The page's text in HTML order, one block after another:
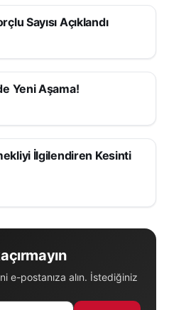
Sayısı Açıklandı
Yeni Aşama!
İlgilendiren Kesinti
e-postanıza alın. İstediğiniz